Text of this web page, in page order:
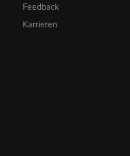
Feedback
Karrieren